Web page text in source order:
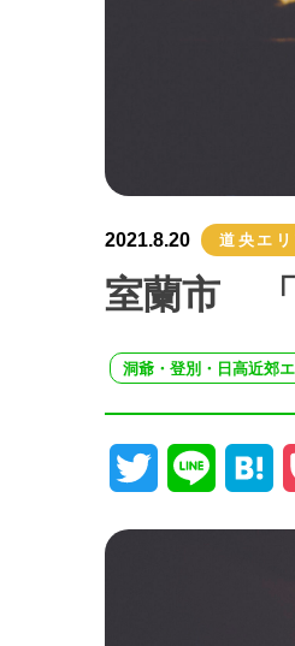
2021.8.20 道央エリ
室蘭市 「
洞爺・登別・日高近郊
Twitter Line